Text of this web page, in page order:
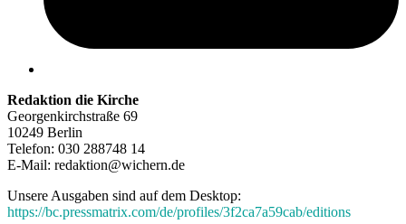
Redaktion die Kirche
Georgenkirchstraße 69
10249 Berlin
Telefon: 030 288748 14
E-Mail: redaktion@wichern.de
Unsere Ausgaben sind auf dem Desktop:
https://bc.pressmatrix.com/de/profiles/3f2ca7a59cab/editions